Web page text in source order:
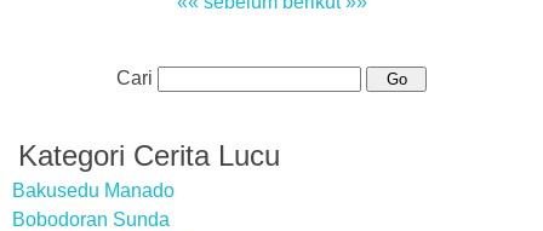
Cari
Kategori Cerita Lucu
Bakusedu Manado
Bobodoran Sunda